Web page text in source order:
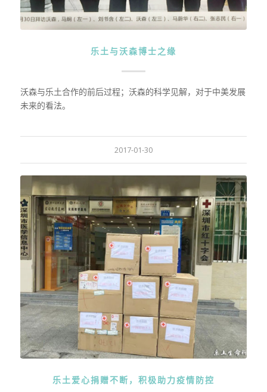
乐土与沃森博士之缘
沃森与乐土合作的前后过程；沃森的科学见解，对于中美发展
未来的看法。
2017-01-30
乐土爱心捐赠不断，积极助力疫情防控